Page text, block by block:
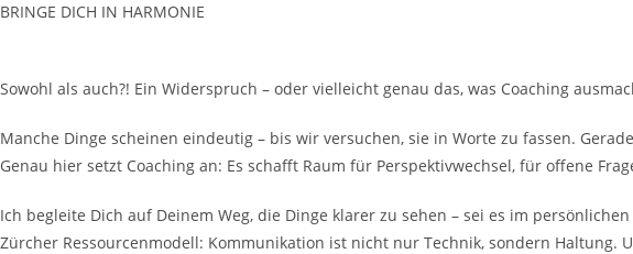
BRINGE DICH IN HARMONIE
Sowohl als auch?! Ein Widerspruch – oder vielleicht genau das, was Coaching
Manche Dinge scheinen eindeutig – bis wir versuchen, sie in Worte zu fassen.
Genau hier setzt Coaching an: Es schafft Raum für Perspektivwechsel, für offene
Ich begleite Dich auf Deinem Weg, die Dinge klarer zu sehen – sei es im
Zürcher Ressourcenmodell: Kommunikation ist nicht nur Technik, sondern Haltung.